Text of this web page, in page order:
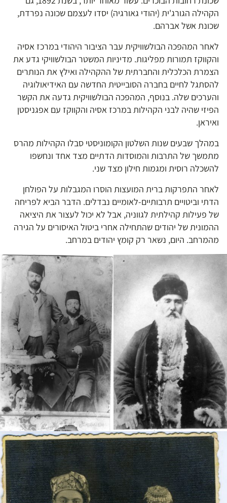
הקהילה הגורג'ית (יהודי גאורגיה) יסדו לעצמם שכונה נפרדת,
שכונת אשל אברהם.
לאחר המהפכה הבולשוויקית עבר הציבור היהודי במרכז אסיה
והקווקז תמורות מפליגות. מדיניות המשטר הבולשוויקי גדע את
הצמרת הכלכלית והחברתית של ההקהילה ואילץ את הנותרים
להסתגל לחיים בחברה הסובייטית החדשה עם האידיאולוגיה
והערכים שלה. בנוסף, המהפכה הבולשוויקית גדעה את הקשר
הפיזי שהיה לבני הקהילות במרכז אסיה והקווקז עם אפגניסטן
ואיראן.
במהלך שבעים שנות השלטון הקומוניסטי סבלו הקהילות מהרס
מתמשך של התרבות והמוסדות הדתיים מצד אחד ונחשפו
להשכלה רוסית ומגמות חילון מצד שני.
לאחר התפרקות ברית המועצות הוסרו המגבלות על הפולחן
הדתי וביטויים תרבותיים-לאומיים נבדלים. הדבר הביא לפריחה
של פעילות קהילתית לגווניה, אבל לא יכול לעצור את היציאה
ההמונית של יהודים שהתחילה אחרי ביטול האיסורים על הגירה
מהמרחב. היום, נשאר רק קומץ יהודים במרחב.